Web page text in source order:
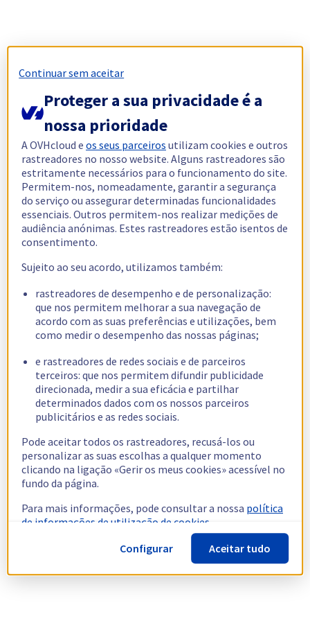
Continuar sem aceitar
Proteger a sua privacidade é a
nossa prioridade
A OVHcloud eos seus parceiros utilizam cookies e outros
rastreadores no nosso website. Alguns rastreadores são
estritamente necessários para o funcionamento do site.
Permitem-nos, nomeadamente, garantir a segurança
do serviço ou assegurar determinadas funcionalidades
essenciais. Outros permitem-nos realizar medições de
audiência anónimas. Estes rastreadores estão isentos de
consentimento.
Sujeito ao seu acordo, utilizamos também:
rastreadores de desempenho e de personalização:
que nos permitem melhorar a sua navegação de
acordo com as suas preferências e utilizações, bem
como medir o desempenho das nossas páginas;
e rastreadores de redes sociais e de parceiros
terceiros: que nos permitem difundir publicidade
direcionada, medir a sua eficácia e partilhar
determinados dados com os nossos parceiros
publicitários e as redes sociais.
Pode aceitar todos os rastreadores, recusá-los ou
personalizar as suas escolhas a qualquer momento
clicando na ligação «Gerir os meus cookies» acessível no
fundo da página.
Para mais informações, pode consultar a nossa política
de informações de utilização de cookies.
Configurar
Aceitar tudo